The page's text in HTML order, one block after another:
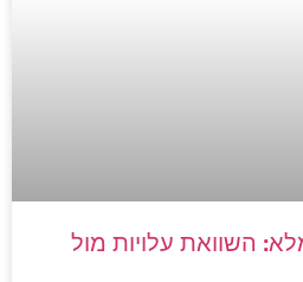
השוואת עלויות מול